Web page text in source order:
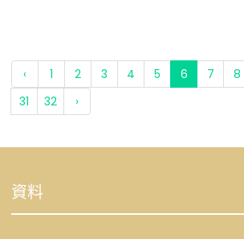
‹ 1 2 3 4 5 6 7 8
31
32 ›
資料